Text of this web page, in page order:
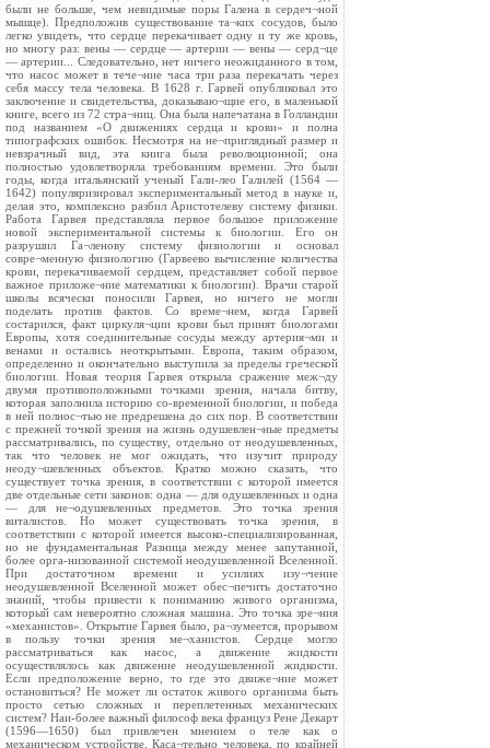
были не больше, чем невидимые поры Галена в сердеч¬ной
мышце). Предположив существование та¬ких сосудов, было
легко увидеть, что сердце перекачивает одну и ту же кровь,
но многу раз: вены — сердце — артерии — вены — серд¬це
— артерии... Следовательно, нет ничего неожиданного в том,
что насос может в тече¬ние часа три раза перекачать через
себя массу тела человека. В 1628 г. Гарвей опубликовал это
заключение и свидетельства, доказываю¬щие его, в маленькой
книге, всего из 72 стра¬ниц. Она была напечатана в Голландии
под названием «О движениях сердца и крови» и полна
типографских ошибок. Несмотря на не¬приглядный размер и
невзрачный вид, эта книга была революционной; она
полностью удовлетворяла требованиям времени. Это были
годы, когда итальянский ученый Гали-лео Галилей (1564 —
1642) популяризировал экспериментальный метод в науке и,
делая это, комплексно разбил Аристотелеву систему физики.
Работа Гарвея представляла первое большое приложение
новой экспериментальной системы к биологии. Его он
разрушил Га¬ленову систему физиологии и основал
совре¬менную физиологию (Гарвеево вычисление количества
крови, перекачиваемой сердцем, представляет собой первое
важное приложе¬ние математики к биологии). Врачи старой
школы всячески поносили Гарвея, но ничего не могли
поделать против фактов. Со време¬нем, когда Гарвей
состарился, факт циркуля¬ции крови был принят биологами
Европы, хотя соединительные сосуды между артерия¬ми и
венами и остались неоткрытыми. Европа, таким образом,
определенно и окончательно выступила за пределы греческой
биологии. Новая теория Гарвея открыла сражение меж¬ду
двумя противоположными точками зрения, начала битву,
которая заполнила историю со-временной биологии, и победа
в ней полнос¬тью не предрешена до сих пор. В соответствии
с прежней точкой зрения на жизнь одушевлен¬ные предметы
рассматривались, по существу, отдельно от неодушевленных,
так что человек не мог ожидать, что изучит природу
неоду¬шевленных объектов. Кратко можно сказать, что
существует точка зрения, в соответствии с которой имеется
две отдельные сети законов: одна — для одушевленных и одна
— для не¬одушевленных предметов. Это точка зрения
виталистов. Но может существовать точка зрения, в
соответствии с которой имеется высоко-специализированная,
но не фундаментальная Разница между менее запутанной,
более орга-низованной системой неодушевленной Вселенной.
При достаточном времени и усилиях изу¬чение
неодушевленной Вселенной может обес¬печить достаточно
знаний, чтобы привести к пониманию живого организма,
который сам невероятно сложная машина. Это точка зре¬ния
«механистов». Открытие Гарвея было, ра¬зумеется, прорывом
в пользу точки зрения ме¬ханистов. Сердце могло
рассматриваться как насос, а движение жидкости
осуществлялось как движение неодушевленной жидкости.
Если предположение верно, то где это движе¬ние может
остановиться? Не может ли остаток живого организма быть
просто сетью сложных и переплетенных механических
систем? Наи-более важный философ века француз Рене Декарт
(1596—1650) был привлечен мнением о теле как о
механическом устройстве. Каса¬тельно человека, по крайней